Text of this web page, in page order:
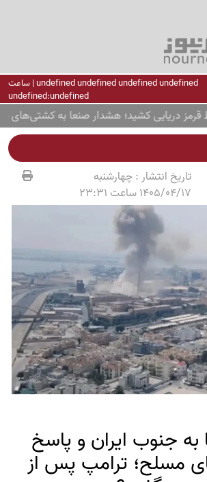
undefined undefined undefined undefined | ساعت
undefined:undefined
کشید؛ هشدار صنعا به کشتی‌های سعودی
تاریخ انتشار :چهارشنبه
1405/04/17 ساعت 23:31
به جنوب ایران و پاسخ
مسلح؛ ترامپ پس از